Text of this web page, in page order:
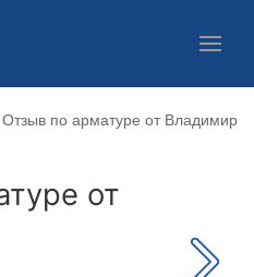
Отзыв по арматуре от Владимир
от